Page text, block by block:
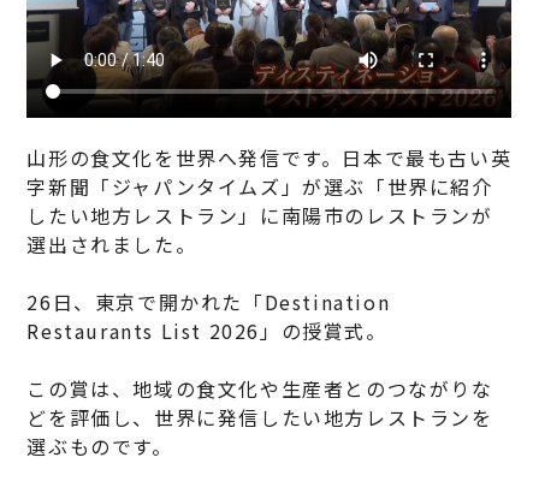
山形の食文化を世界へ発信です。日本で最も古い英
字新聞「ジャパンタイムズ」が選ぶ「世界に紹介
したい地方レストラン」に南陽市のレストランが
選出されました。
26日、東京で開かれた「Destination
Restaurants List 2026」の授賞式。
この賞は、地域の食文化や生産者とのつながりな
どを評価し、世界に発信したい地方レストランを
選ぶものです。